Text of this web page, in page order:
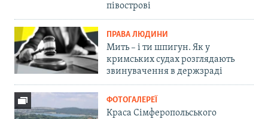
півострові
ПРАВА ЛЮДИНИ
Мить – і ти шпигун. Як у
кримських судах розглядають
звинувачення в держзраді
ФОТОГАЛЕРЕЇ
Краса Сімферопольського